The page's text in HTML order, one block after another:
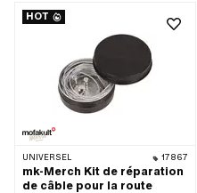
HOT
UNIVERSEL 17867
mk-Merch Kit de réparation
de câble pour la route